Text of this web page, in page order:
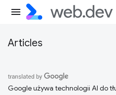
Articles
Google używa technologii AI do